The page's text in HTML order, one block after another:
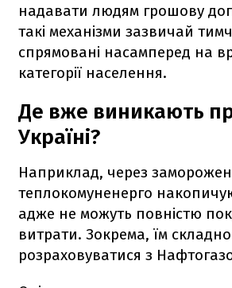
надавати людям грошову
такі механізми зазвичай
спрямовані насамперед на
категорії населення.
Де вже виникають
Україні?
Наприклад, через
теплокомуненерго
адже не можуть повністю
витрати. Зокрема, їм
розраховуватися з